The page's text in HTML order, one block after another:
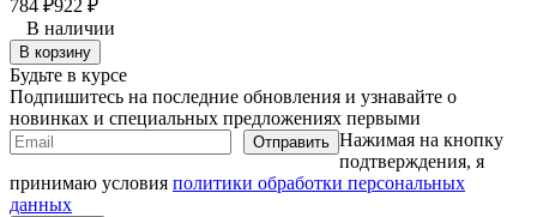
784 ₽922 ₽
В наличии
В корзину
Будьте в курсе
Подпишитесь на последние обновления и узнавайте о
новинках и специальных предложениях первыми
Нажимая на кнопку
подтверждения, я
принимаю условия политики обработки персональных
данных